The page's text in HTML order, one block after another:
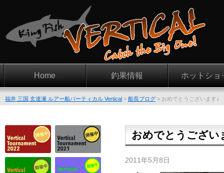
Home 釣果情報 ホットショ
福井 三国 玄達瀬 ルアー船バーティカル Vertical > 船長ブログ > おめでとうございます♪
おめでとうござい
2011年5月8日